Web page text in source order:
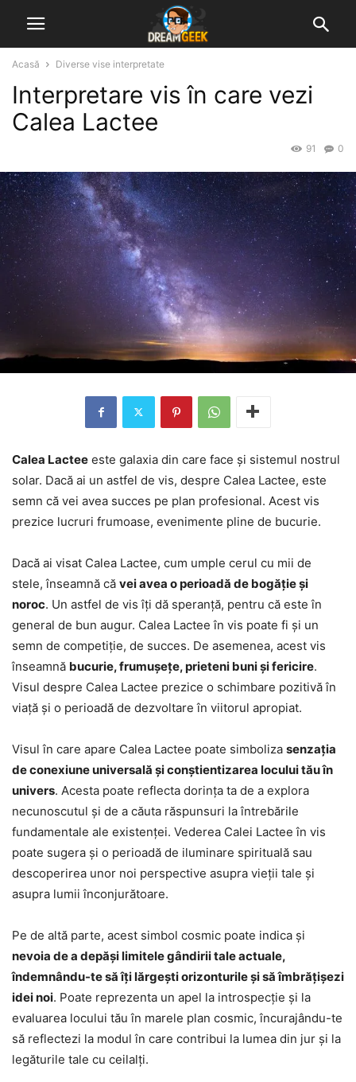
Acasă Diverse vise interpretate
Interpretare vis în care vezi
Calea Lactee
0
91
Calea Lactee este galaxia din care face și sistemul nostrul
solar. Dacă ai un astfel de vis, despre Calea Lactee, este
semn că vei avea succes pe plan profesional. Acest vis
prezice lucruri frumoase, evenimente pline de bucurie.
Dacă ai visat Calea Lactee, cum umple cerul cu mii de
stele, înseamnă că vei avea o perioadă de bogăție și
noroc. Un astfel de vis îți dă speranță, pentru că este în
general de bun augur. Calea Lactee în vis poate fi și un
semn de competiție, de succes. De asemenea, acest vis
înseamnă bucurie, frumușețe, prieteni buni și fericire.
Visul despre Calea Lactee prezice o schimbare pozitivă în
viață și o perioadă de dezvoltare în viitorul apropiat.
Visul în care apare Calea Lactee poate simboliza senzația
de conexiune universală și conștientizarea locului tău în
univers. Acesta poate reflecta dorința ta de a explora
necunoscutul și de a căuta răspunsuri la întrebările
fundamentale ale existenței. Vederea Calei Lactee în vis
poate sugera și o perioadă de iluminare spirituală sau
descoperirea unor noi perspective asupra vieții tale și
asupra lumii înconjurătoare.
Pe de altă parte, acest simbol cosmic poate indica și
nevoia de a depăși limitele gândirii tale actuale,
îndemnându-te să îți lărgești orizonturile și să îmbrățișezi
idei noi. Poate reprezenta un apel la introspecție și la
evaluarea locului tău în marele plan cosmic, încurajându-te
să reflectezi la modul în care contribui la lumea din jur și la
legăturile tale cu ceilalți.